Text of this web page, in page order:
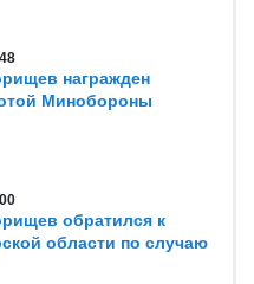
награжден
Минобороны
обратился к
области по случаю